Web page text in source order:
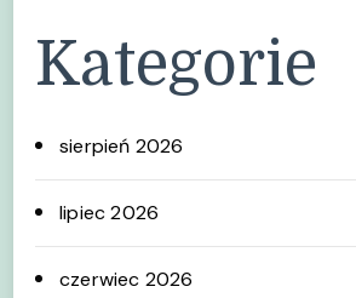
Kategorie
sierpień 2026
lipiec 2026
czerwiec 2026